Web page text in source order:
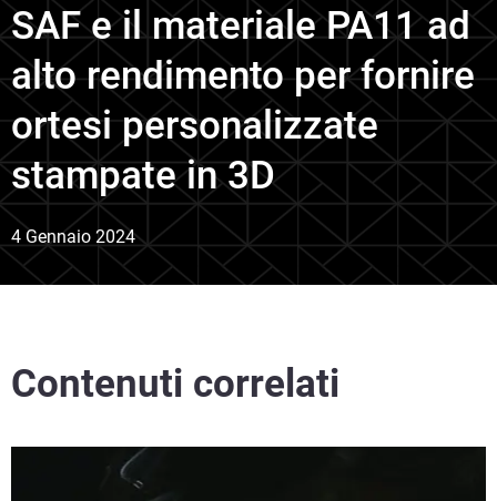
SAF e il materiale PA11 ad
alto rendimento per fornire
ortesi personalizzate
stampate in 3D
4 Gennaio 2024
Contenuti correlati